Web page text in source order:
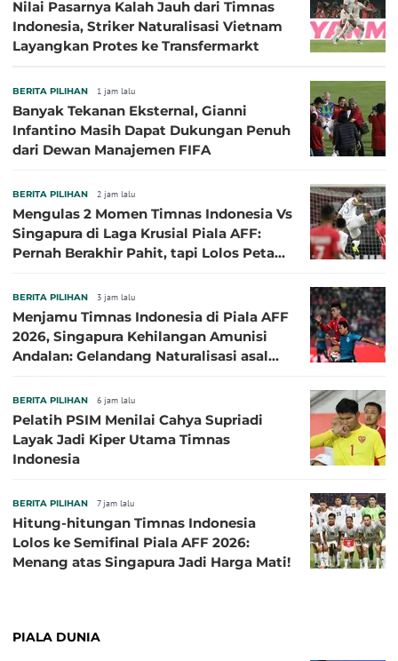
Nilai Pasarnya Kalah Jauh dari Timnas
Indonesia, Striker Naturalisasi Vietnam
Layangkan Protes ke Transfermarkt
BERITA PILIHAN 1 jam lalu
Banyak Tekanan Eksternal, Gianni
Infantino Masih Dapat Dukungan Penuh
dari Dewan Manajemen FIFA
BERITA PILIHAN 2 jam lalu
Mengulas 2 Momen Timnas Indonesia Vs
Singapura di Laga Krusial Piala AFF:
Pernah Berakhir Pahit, tapi Lolos Petaka
BERITA PILIHAN 3 jam lalu
Menjamu Timnas Indonesia di Piala AFF
2026, Singapura Kehilangan Amunisi
Andalan: Gelandang Naturalisasi asal
BERITA PILIHAN 6 jam lalu
Pelatih PSIM Menilai Cahya Supriadi
Layak Jadi Kiper Utama Timnas
Indonesia
BERITA PILIHAN 7 jam lalu
Hitung-hitungan Timnas Indonesia
Lolos ke Semifinal Piala AFF 2026:
Menang atas Singapura Jadi Harga Mati!
PIALA DUNIA